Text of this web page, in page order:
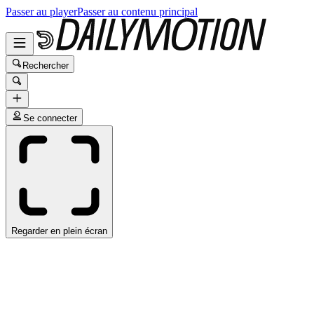
Passer au playerPasser au contenu principal
Rechercher
Se connecter
Regarder en plein écran